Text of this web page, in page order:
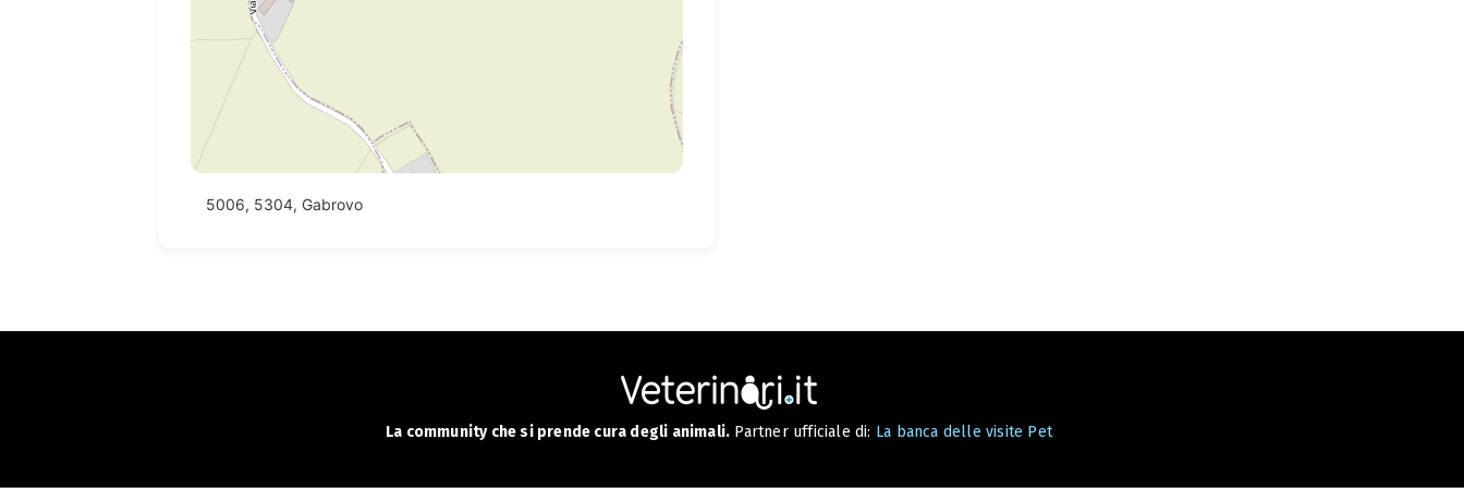
5006, 5304, Gabrovo
La community che si prende cura degli animali. Partner ufficiale di: La banca delle visite Pet